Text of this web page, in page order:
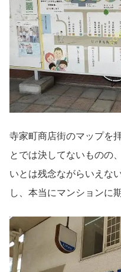
寺家町商店街のマップを
とでは決してないものの
いとは残念ながらいえな
し、本当にマンションに